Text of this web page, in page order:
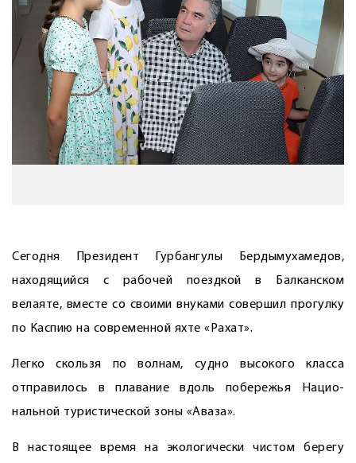
Сегодня Президент Гурбангулы Бердымухамедов,
находящийся с рабочей поездкой в Балканском
велаяте, вместе со своими внуками совершил прогулку
по Кас­пию на современной яхте «Рахат».
Легко скользя по волнам, судно высокого класса
отправилось в плавание вдоль побережья Нацио­
нальной туристической зоны «Аваза».
В настоящее время на экологически чистом берегу